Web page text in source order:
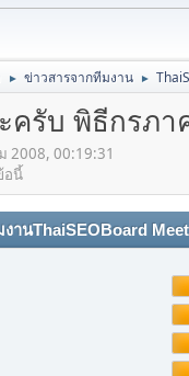
► ข่าวสารจากทีมงาน ►
รับ พิธีกรภา
2008, 00:19:31
อนี้
านThaiSEOBoard